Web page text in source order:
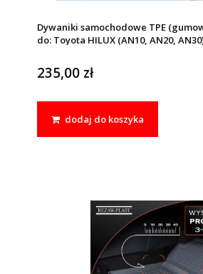
Dywaniki samochodowe TPE
do: Toyota HILUX (AN10, AN20,
235,00 zł
dodaj do koszyka